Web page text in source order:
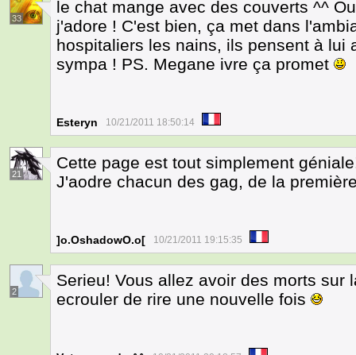
33
le chat mange avec des couverts ^^
j'adore ! C'est bien, ça met dans
hospitaliers les nains, ils pensent à lui
sympa ! PS. Megane ivre ça promet
Esteryn 10/21/2011 18:50:14
21
Cette page est tout simplement
J'aodre chacun des gag, de la
]o.OshadowO.o[ 10/21/2011 19:15:35
2
Serieu! Vous allez avoir des morts sur
ecrouler de rire une nouvelle fois